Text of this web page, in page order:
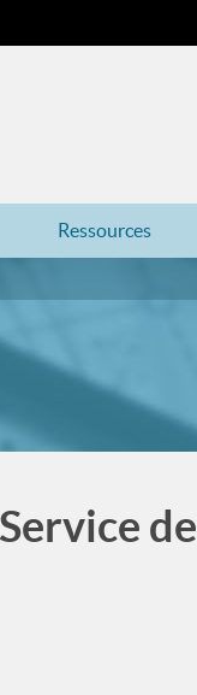
Ressources
de